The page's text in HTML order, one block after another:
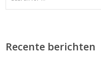
Recente berichten